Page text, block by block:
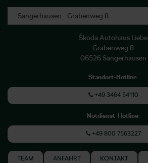
Škoda Autohaus Liebe
Grabenweg 8
06526 Sangerhausen
Standort-Hotline:
+49 3464 54110
Notdienst-Hotline:
+49 800 7563227
TEAM ANFAHRT KONTAKT